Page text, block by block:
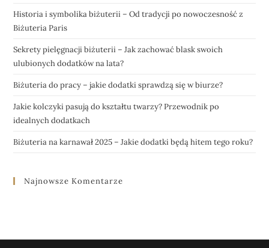
Historia i symbolika biżuterii – Od tradycji po nowoczesność z
Biżuteria Paris
Sekrety pielęgnacji biżuterii – Jak zachować blask swoich
ulubionych dodatków na lata?
Biżuteria do pracy – jakie dodatki sprawdzą się w biurze?
Jakie kolczyki pasują do kształtu twarzy? Przewodnik po
idealnych dodatkach
Biżuteria na karnawał 2025 – Jakie dodatki będą hitem tego roku?
Najnowsze Komentarze